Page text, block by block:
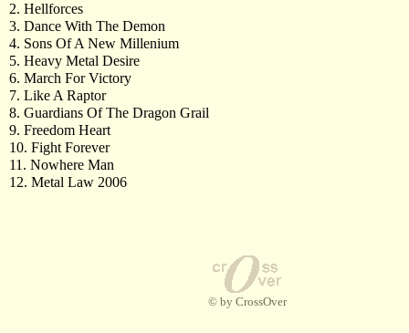
2. Hellforces
3. Dance With The Demon
4. Sons Of A New Millenium
5. Heavy Metal Desire
6. March For Victory
7. Like A Raptor
8. Guardians Of The Dragon Grail
9. Freedom Heart
10. Fight Forever
11. Nowhere Man
12. Metal Law 2006
© by CrossOver